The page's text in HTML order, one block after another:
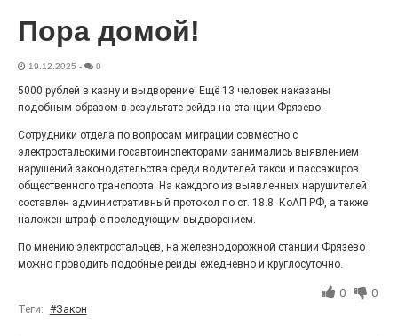
проект, на который электростальцев приглашает к
себе Выставочный зал им. Олега Коняшина.
Пора домой!
19.12.2025 - 0
5000 рублей в казну и выдворение! Ещё 13 человек наказаны
подобным образом в результате рейда на станции Фрязево.
Сотрудники отдела по вопросам миграции совместно с
электростальскими госавтоинспекторами занимались выявлением
нарушений законодательства среди водителей такси и пассажиров
общественного транспорта. На каждого из выявленных нарушителей
составлен административный протокол по ст. 18.8. КоАП РФ, а также
наложен штраф с последующим выдворением.
По мнению электростальцев, на железнодорожной станции Фрязево
можно проводить подобные рейды ежедневно и круглосуточно.
0 0
Теги: #Закон